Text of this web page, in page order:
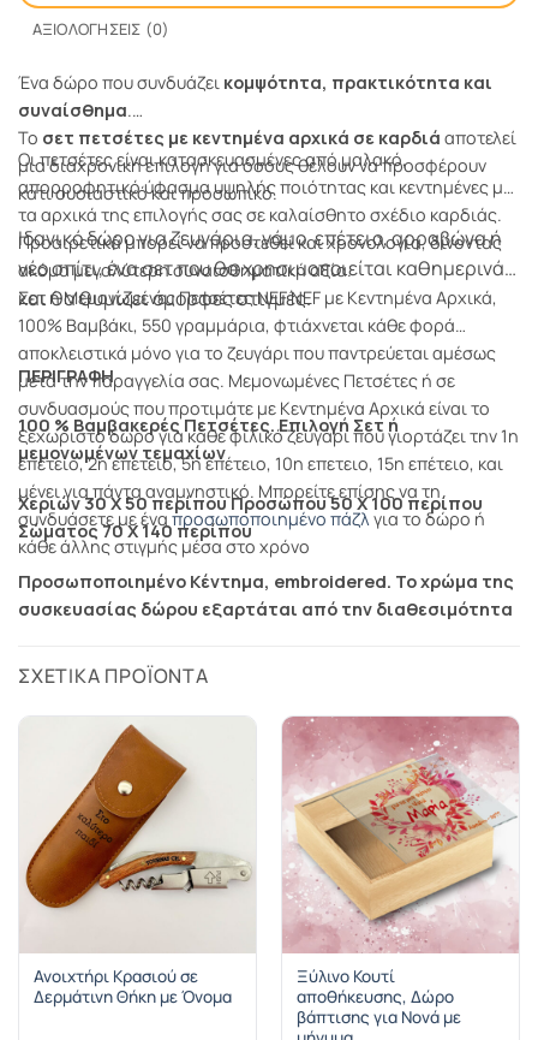
ΑΞΙΟΛΟΓΉΣΕΙΣ (0)
Ένα δώρο που συνδυάζει κομψότητα, πρακτικότητα και
συναίσθημα.
Το σετ πετσέτες με κεντημένα αρχικά σε καρδιά αποτελεί
μια διαχρονική επιλογή για όσους θέλουν να προσφέρουν
κάτι ουσιαστικό και προσωπικό.
Οι πετσέτες είναι κατασκευασμένες από μαλακό,
απορροφητικό ύφασμα υψηλής ποιότητας και κεντημένες με
τα αρχικά της επιλογής σας σε καλαίσθητο σχέδιο καρδιάς.
Προαιρετικά μπορεί να προστεθεί και χρονολογία, δίνοντας
ακόμα μεγαλύτερη συναισθηματική αξία.
Ιδανικό δώρο για ζευγάρια, γάμο, επέτειο, αρραβώνα ή
νέο σπίτι, ένα σετ που θα χρησιμοποιείται καθημερινά
και θα θυμίζει όμορφες στιγμές.
Σετ ή Μεμονωμένες Πετσέτες NEF NEF με Κεντημένα Αρχικά,
100% Βαμβάκι, 550 γραμμάρια, φτιάχνεται κάθε φορά
αποκλειστικά μόνο για το ζευγάρι που παντρεύεται αμέσως
μετά την παραγγελία σας. Μεμονωμένες Πετσέτες ή σε
συνδυασμούς που προτιμάτε με Κεντημένα Αρχικά είναι το
ξεχωριστό δώρο για κάθε φιλικό ζευγάρι που γιορτάζει την 1η
επετειο, 2η επετειο, 5η επέτειο, 10η επετειο, 15η επέτειο, και
μένει για πάντα αναμνηστικό. Μπορείτε επίσης να τη
συνδυάσετε με ένα προσωποποιημένο πάζλγια το δώρο ή
κάθε άλλης στιγμής μέσα στο χρόνο
ΠΕΡΙΓΡΑΦΗ
100 % Βαμβακερές Πετσέτες. Επιλογή Σετ ή
μεμονωμένων τεμαχίων
Χεριών 30 X 50 περίπου Προσώπου 50 X 100 περίπου
Σώματος 70 X 140 περίπου
Προσωποποιημένo Κέντημα, embroidered. Το χρώμα της
συσκευασίας δώρου εξαρτάται από την διαθεσιμότητα
ΣΧΕΤΙΚΆ ΠΡΟΪΌΝΤΑ
Ανοιχτήρι Κρασιού σε
Δερμάτινη Θήκη με Όνομα
Ξύλινο Κουτί
αποθήκευσης, Δώρο
βάπτισης για Νονά με